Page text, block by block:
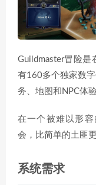
Guildmaster冒险
有160多个独家数
务、地图和NPC体
在一个被难以形
会，比简单的土匪更
系统需求